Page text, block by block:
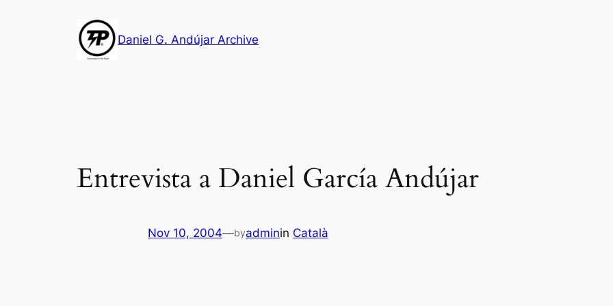
Daniel G. Andújar Archive
Entrevista a Daniel García Andújar
Nov 10, 2004—byadminin Català